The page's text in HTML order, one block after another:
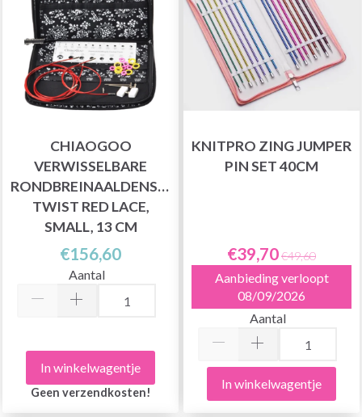
CHIAOGOO
VERWISSELBARE
RONDBREINAALDENSET
TWIST RED LACE,
SMALL, 13 CM
€156,60
Aantal
In winkelwagentje
Geen verzendkosten!
KNITPRO ZING JUMPER
PIN SET 40CM
€39,70€49,60
Aanbieding verloopt
08/09/2026
Aantal
In winkelwagentje